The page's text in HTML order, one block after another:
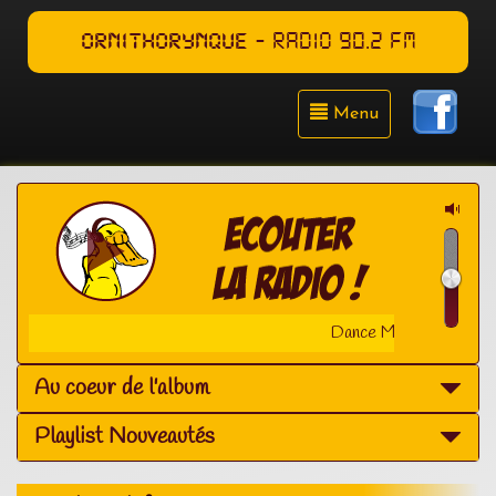
ORNITHORYNQUE - RADIO 90.2 FM
Menu
Dance Music - avec
Au coeur de l'album
Playlist Nouveautés